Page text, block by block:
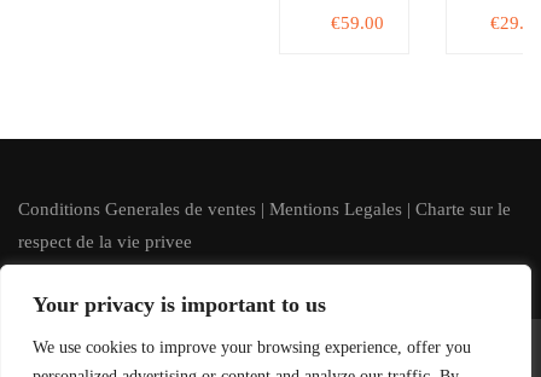
Your privacy is important to us
We use cookies to improve your browsing experience, offer you
€59.00
Conditions Generales de ventes | Mentions Legales | Charte sur le
respect de la vie privee
Imaginologie.fr | Tous droits reserves